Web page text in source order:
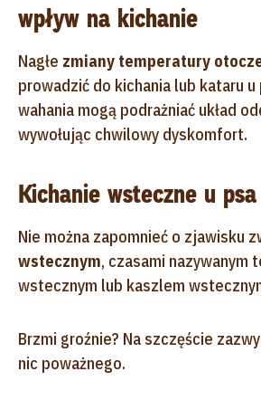
wpływ na kichanie
Nagłe zmiany temperatury
prowadzić do kichania lub kataru u
wahania mogą podrażniać układ
wywołując chwilowy dyskomfort.
Kichanie wsteczne u psa
Nie można zapomnieć o zjawisku
wstecznym, czasami nazywanym
wstecznym lub kaszlem
Brzmi groźnie? Na szczęście
nic poważnego.